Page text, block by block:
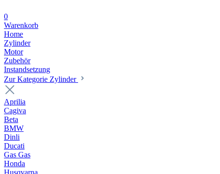
0
Warenkorb
Home
Zylinder
Motor
Zubehör
Instandsetzung
Zur Kategorie Zylinder
Aprilia
Cagiva
Beta
BMW
Dinli
Ducati
Gas Gas
Honda